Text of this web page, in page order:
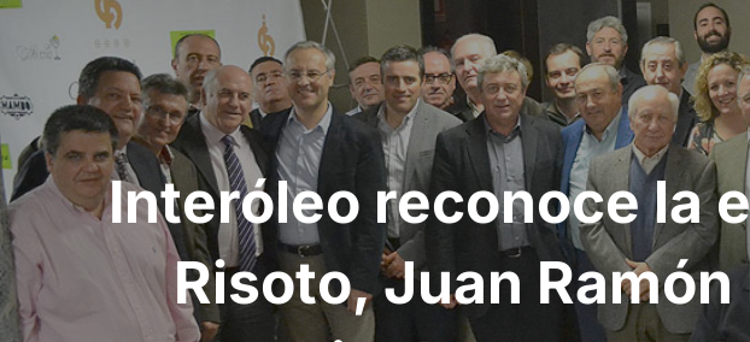
de
entradas
Interóleo reconoce la
Risoto, Juan